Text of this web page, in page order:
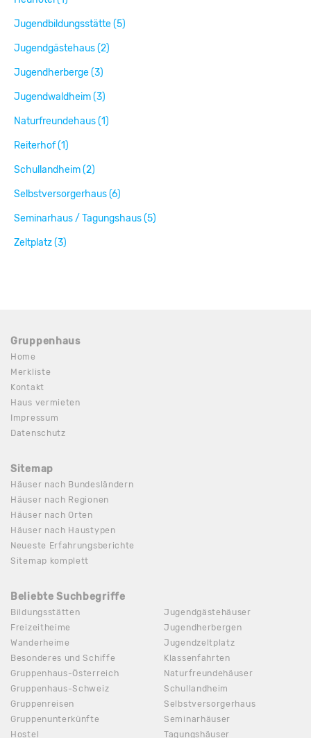
Jugendbildungsstätte (5)
Jugendgästehaus (2)
Jugendherberge (3)
Jugendwaldheim (3)
Naturfreundehaus (1)
Reiterhof (1)
Schullandheim (2)
Selbstversorgerhaus (6)
Seminarhaus / Tagungshaus (5)
Zeltplatz (3)
Gruppenhaus
Home
Merkliste
Kontakt
Haus vermieten
Impressum
Datenschutz
Sitemap
Häuser nach Bundesländern
Häuser nach Regionen
Häuser nach Orten
Häuser nach Haustypen
Neueste Erfahrungsberichte
Sitemap komplett
Beliebte Suchbegriffe
Bildungsstätten
Freizeitheime
Wanderheime
Besonderes und Schiffe
Gruppenhaus-Österreich
Gruppenhaus-Schweiz
Gruppenreisen
Gruppenunterkünfte
Hostel
Jugendgästehäuser
Jugendherbergen
Jugendzeltplatz
Klassenfahrten
Naturfreundehäuser
Schullandheim
Selbstversorgerhaus
Seminarhäuser
Tagungshäuser